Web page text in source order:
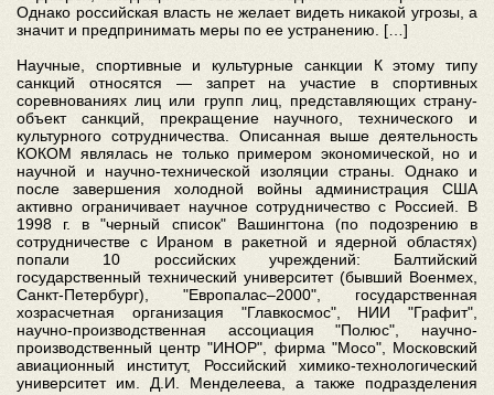
Однако российская власть не желает видеть никакой угрозы, а
значит и предпринимать меры по ее устранению. […]
Научные, спортивные и культурные санкции К этому типу
санкций относятся — запрет на участие в спортивных
соревнованиях лиц или групп лиц, представляющих страну-
объект санкций, прекращение научного, технического и
культурного сотрудничества. Описанная выше деятельность
КОКОМ являлась не только примером экономической, но и
научной и научно-технической изоляции страны. Однако и
после завершения холодной войны администрация США
активно ограничивает научное сотрудничество с Россией. В
1998 г. в "черный список" Вашингтона (по подозрению в
сотрудничестве с Ираном в ракетной и ядерной областях)
попали 10 российских учреждений: Балтийский
государственный технический университет (бывший Военмех,
Санкт-Петербург), "Европалас–2000", государственная
хозрасчетная организация "Главкосмос", НИИ "Графит",
научно-производственная ассоциация "Полюс", научно-
производственный центр "ИНОР", фирма "Мосо", Московский
авиационный институт, Российский химико-технологический
университет им. Д.И. Менделеева, а также подразделения